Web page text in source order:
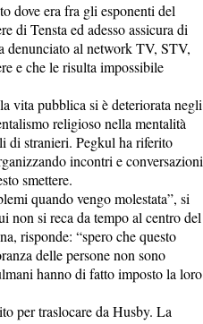
dove era fra gli esponenti del
di Tensta ed adesso assicura di
denunciato al network TV, STV,
e che le risulta impossibile
vita pubblica si è deteriorata negli
religioso nella mentalità
di stranieri. Pegkul ha riferito
incontri e conversazioni
smettere.
quando vengo molestata”, si
non si reca da tempo al centro del
risponde: “spero che questo
delle persone non sono
hanno di fatto imposto la loro
per traslocare da Husby. La